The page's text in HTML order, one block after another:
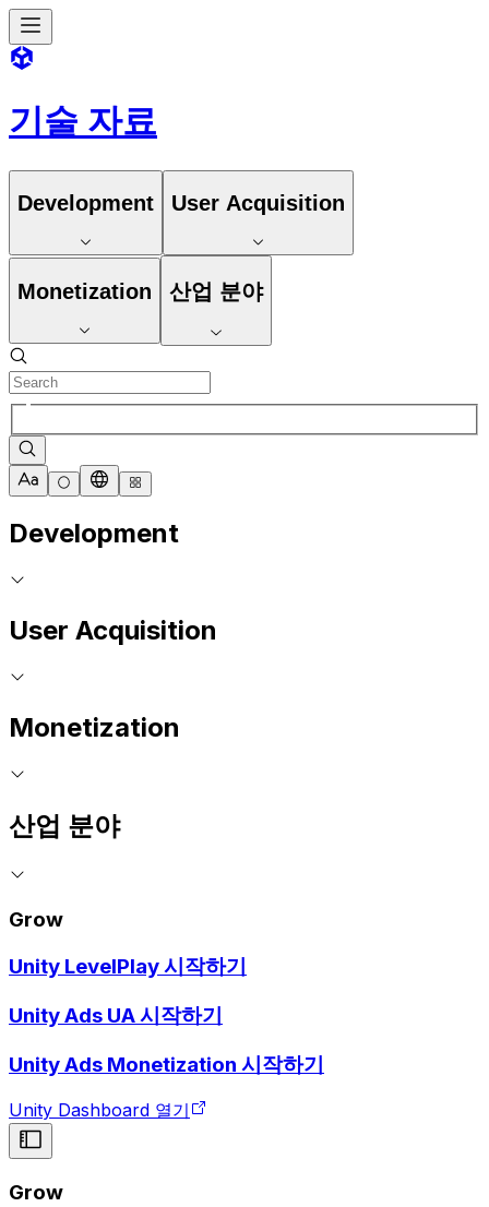
기술 자료
Development User Acquisition
Monetization 산업 분야
Development
User Acquisition
Monetization
산업 분야
Grow
Unity LevelPlay 시작하기
Unity Ads UA 시작하기
Unity Ads Monetization 시작하기
Unity Dashboard 열기
Grow